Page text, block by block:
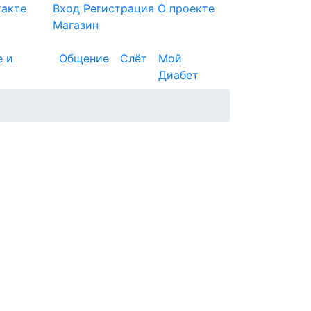
Вход Регистрация О проекте
Магазин
и Общение Слёт
Мой
Диабет